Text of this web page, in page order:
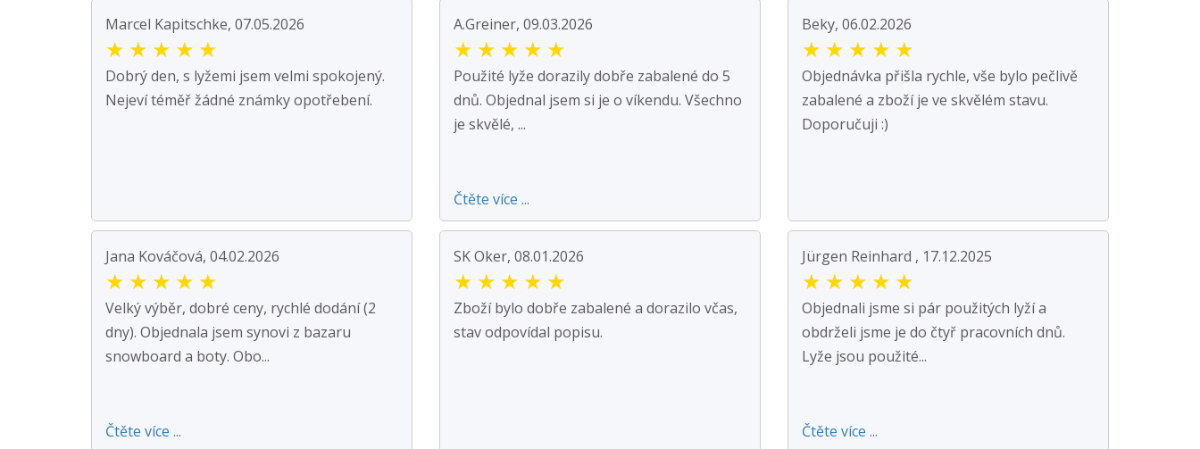
Marcel Kapitschke, 07.05.2026
★ ★ ★ ★ ★
Dobrý den, s lyžemi jsem velmi spokojený.
Nejeví téměř žádné známky opotřebení.
A.Greiner, 09.03.2026
★ ★ ★ ★ ★
Použité lyže dorazily dobře zabalené do 5
dnů. Objednal jsem si je o víkendu. Všechno
je skvělé, ...
Čtěte více ...
Beky, 06.02.2026
★ ★ ★ ★ ★
Objednávka přišla rychle, vše bylo pečlivě
zabalené a zboží je ve skvělém stavu.
Doporučuji :)
Jana Kováčová, 04.02.2026
★ ★ ★ ★ ★
Velký výběr, dobré ceny, rychlé dodání (2
dny). Objednala jsem synovi z bazaru
snowboard a boty. Obo...
Čtěte více ...
SK Oker, 08.01.2026
★ ★ ★ ★ ★
Zboží bylo dobře zabalené a dorazilo včas,
stav odpovídal popisu.
Jürgen Reinhard , 17.12.2025
★ ★ ★ ★ ★
Objednali jsme si pár použitých lyží a
obdrželi jsme je do čtyř pracovních dnů.
Lyže jsou použité...
Čtěte více ...